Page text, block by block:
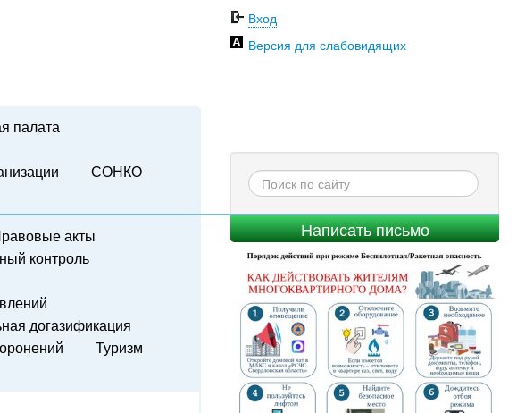
палата
СОНКО
Вход
Версия для слабовидящих
Написать письмо
акты
контроль
догазификация
Туризм